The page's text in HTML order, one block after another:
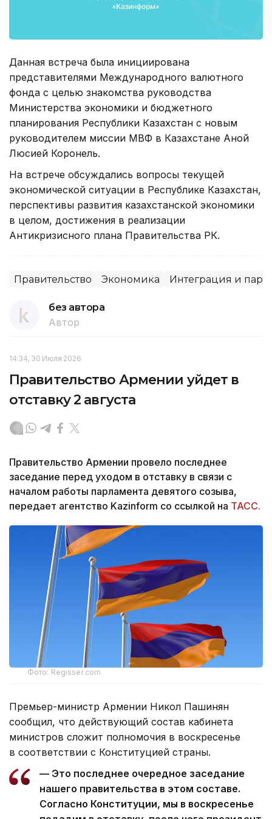
Данная встреча была инициирована
представителями Международного валютного
фонда с целью знакомства руководства
Министерства экономики и бюджетного
планирования Республики Казахстан с новым
руководителем миссии МВФ в Казахстане Аной
Люсией Коронель.
На встрече обсуждались вопросы текущей
экономической ситуации в Республике Казахстан,
перспективы развития казахстанской экономики
в целом, достижения в реализации
Антикризисного плана Правительства РК.
Правительство Экономика Интеграция и
без автора
Автор
14:34, 30 Июля 2026
Правительство Армении уйдет в
отставку 2 августа
Правительство Армении провело последнее
заседание перед уходом в отставку в связи с
началом работы парламента девятого созыва,
передает агентство Kazinform со ссылкой на ТАСС.
Фото: Regisser.com
Премьер-министр Армении Никол Пашинян
сообщил, что действующий состав кабинета
министров сложит полномочия в воскресенье
в соответствии с Конституцией страны.
— Это последнее очередное заседание
нашего правительства в этом составе.
Согласно Конституции, мы в воскресенье